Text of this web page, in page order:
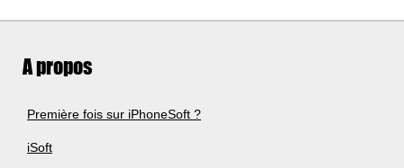
A propos
Première fois sur iPhoneSoft ?
iSoft